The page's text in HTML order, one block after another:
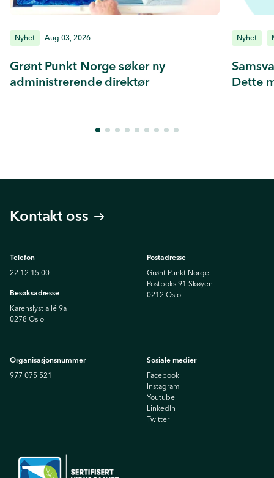
Nyhet Aug 03, 2026
Grønt Punkt Norge søker ny
administrerende direktør
Nyhet
Dette
Kontakt oss
Telefon
22 12 15 00
Besøksadresse
Karenslyst allé 9a
0278 Oslo
Postadresse
Grønt Punkt Norge
Postboks 91 Skøyen
0212 Oslo
Organisasjonsnummer
977 075 521
Sosiale medier
Facebook
Instagram
Youtube
Linkedln
Twitter